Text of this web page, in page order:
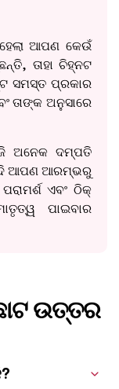
ଆପଣ କେଉଁ
ତାହା ଚିହ୍ନଟ
ସମସ୍ତ ପ୍ରକାର
ତାଙ୍କ ଅନୁସାରେ
ଅନେକ ଦମ୍ପତି
ଆପଣ ଆରମ୍ଭରୁ
ଏବଂ ଠିକ୍
ପାଇବାର
ଉତ୍ତର